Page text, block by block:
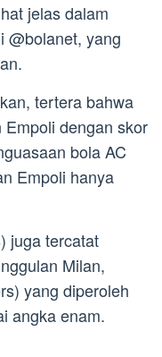
jelas dalam
@bolanet, yang
tertera bahwa
dengan skor
bola AC
Empoli hanya
juga tercatat
Milan,
yang diperoleh
angka enam.